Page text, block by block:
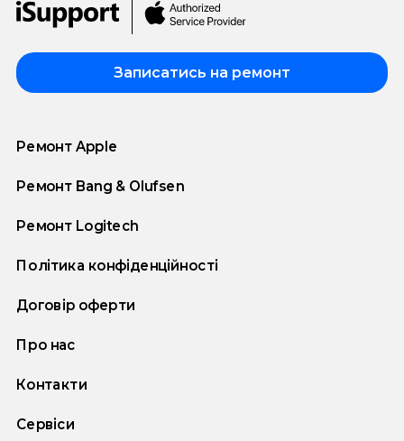
Записатись на ремонт
Ремонт Apple
Ремонт Bang & Olufsen
Ремонт Logitech
Політика конфіденційності
Договір оферти
Про нас
Контакти
Сервіси